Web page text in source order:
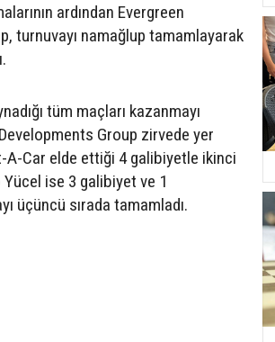
ardından Evergreen
turnuvayı namağlup tamamlayarak
tüm maçları kazanmayı
Group zirvede yer
A-Car elde ettiği 4 galibiyetle ikinci
Yücel ise 3 galibiyet ve 1
üçüncü sırada tamamladı.